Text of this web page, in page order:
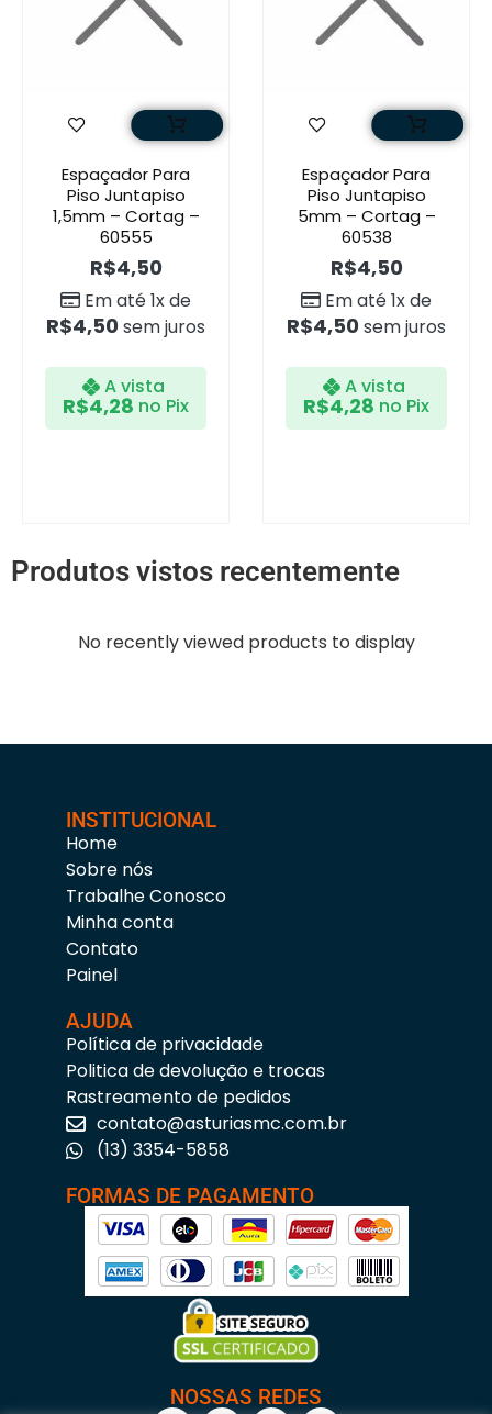
Espaçador Para
Piso Juntapiso
1,5mm – Cortag –
60555
R$4,50
Em até 1x de
R$4,50 sem juros
A vista
R$4,28 no Pix
Espaçador Para
Piso Juntapiso
5mm – Cortag –
60538
R$4,50
Em até 1x de
R$4,50 sem juros
A vista
R$4,28 no Pix
Produtos vistos recentemente
No recently viewed products to display
INSTITUCIONAL
Home
Sobre nós
Trabalhe Conosco
Minha conta
Contato
Painel
AJUDA
Política de privacidade
Politica de devolução e trocas
Rastreamento de pedidos
contato@asturiasmc.com.br
(13) 3354-5858
FORMAS DE PAGAMENTO
NOSSAS REDES